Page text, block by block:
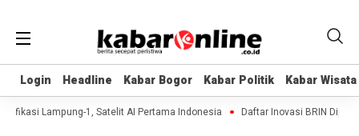
Login Headline Kabar Bogor Kabar Politik Kabar Wisata
Login Headline Kabar Bogor Kabar Politik Kabar Wisata
Lampung-1, Satelit AI Pertama Indonesia Daftar Inovasi BRIN